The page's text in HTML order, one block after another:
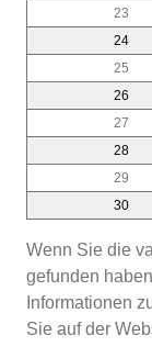
23
24
25
26
27
28
29
30
Wenn Sie die
gefunden
Informationen
Sie auf der